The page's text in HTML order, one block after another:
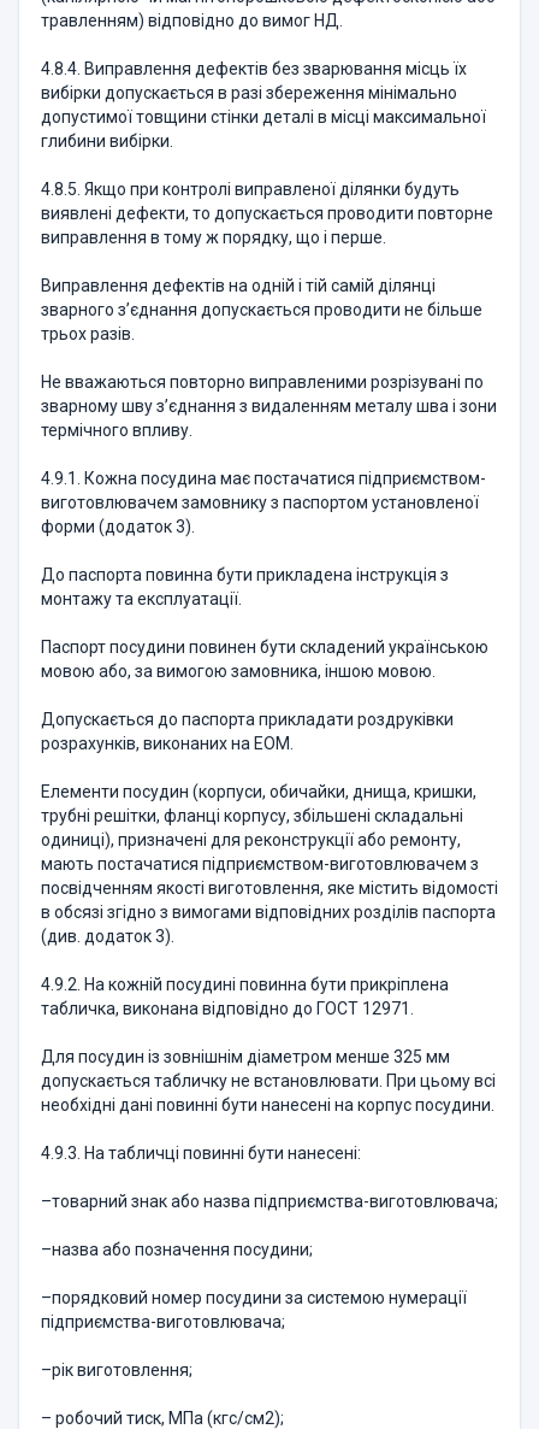
травленням) відповідно до вимог НД.
4.8.4. Виправлення дефектів без зварювання місць їх
вибірки допускається в разі збереження мінімально
допустимої товщини стінки деталі в місці максимальної
глибини вибірки.
4.8.5. Якщо при контролі виправленої ділянки будуть
виявлені дефекти, то допускається проводити повторне
виправлення в тому ж порядку, що і перше.
Виправлення дефектів на одній і тій самій ділянці
зварного з’єднання допускається проводити не більше
трьох разів.
Не вважаються повторно виправленими розрізувані по
зварному шву з’єднання з видаленням металу шва і зони
термічного впливу.
4.9.1. Кожна посудина має постачатися підприємством-
виготовлювачем замовнику з паспортом установленої
форми (додаток 3).
До паспорта повинна бути прикладена інструкція з
монтажу та експлуатації.
Паспорт посудини повинен бути складений українською
мовою або, за вимогою замовника, іншою мовою.
Допускається до паспорта прикладати роздруківки
розрахунків, виконаних на ЕОМ.
Елементи посудин (корпуси, обичайки, днища, кришки,
трубні решітки, фланці корпусу, збільшені складальні
одиниці), призначені для реконструкції або ремонту,
мають постачатися підприємством-виготовлювачем з
посвідченням якості виготовлення, яке містить відомості
в обсязі згідно з вимогами відповідних розділів паспорта
(див. додаток 3).
4.9.2. На кожній посудині повинна бути прикріплена
табличка, виконана відповідно до ГОСТ 12971.
Для посудин із зовнішнім діаметром менше 325 мм
допускається табличку не встановлювати. При цьому всі
необхідні дані повинні бути нанесені на корпус посудини.
4.9.3. На табличці повинні бути нанесені:
–товарний знак або назва підприємства-виготовлювача;
–назва або позначення посудини;
–порядковий номер посудини за системою нумерації
підприємства-виготовлювача;
–рік виготовлення;
– робочий тиск, МПа (кгс/см2);